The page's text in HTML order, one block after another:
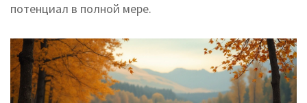
потенциал в полной мере.